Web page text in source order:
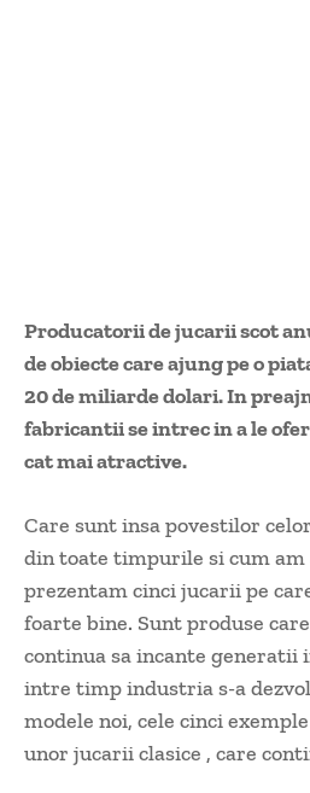
Producatorii de jucarii scot
de obiecte care ajung pe o
20 de miliarde dolari. In
fabricantii se intrec in a le
cat mai atractive.
Care sunt insa povestilor
din toate timpurile si cum am
prezentam cinci jucarii pe
foarte bine. Sunt produse
continua sa incante generatii
intre timp industria s-a
modele noi, cele cinci
unor jucarii clasice , care